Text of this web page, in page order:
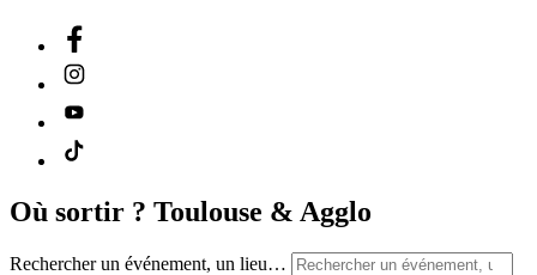
Où sortir ? Toulouse & Agglo
Rechercher un événement, un lieu…